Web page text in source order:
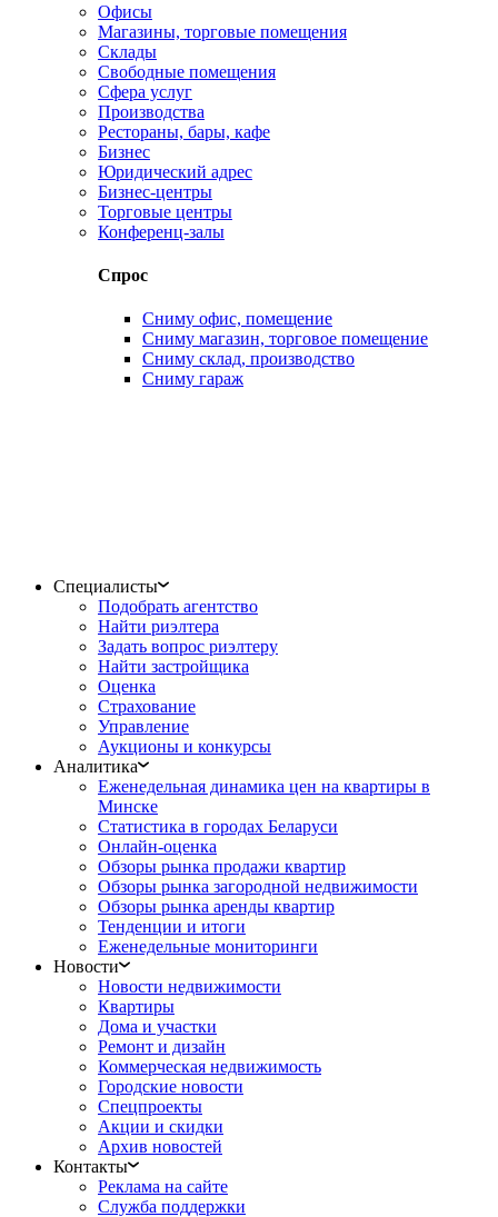
Офисы
Магазины, торговые помещения
Склады
Свободные помещения
Сфера услуг
Производства
Рестораны, бары, кафе
Бизнес
Юридический адрес
Бизнес-центры
Торговые центры
Конференц-залы
Спрос
Сниму офис, помещение
Сниму магазин, торговое помещение
Сниму склад, производство
Сниму гараж
Специалисты
Подобрать агентство
Найти риэлтера
Задать вопрос риэлтеру
Найти застройщика
Оценка
Страхование
Управление
Аукционы и конкурсы
Аналитика
Еженедельная динамика цен на квартиры в
Минске
Статистика в городах Беларуси
Онлайн-оценка
Обзоры рынка продажи квартир
Обзоры рынка загородной недвижимости
Обзоры рынка аренды квартир
Тенденции и итоги
Еженедельные мониторинги
Новости
Новости недвижимости
Квартиры
Дома и участки
Ремонт и дизайн
Коммерческая недвижимость
Городские новости
Спецпроекты
Акции и скидки
Архив новостей
Контакты
Реклама на сайте
Служба поддержки